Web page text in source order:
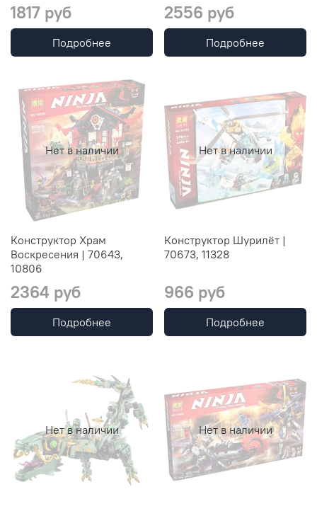
1817 руб
Подробнее
2556 руб
Подробнее
Нет в наличии
Конструктор Храм
Воскресения | 70643,
10806
2364 руб
Подробнее
Нет в наличии
Конструктор Шурилёт |
70673, 11328
966 руб
Подробнее
Нет в наличии Нет в наличии